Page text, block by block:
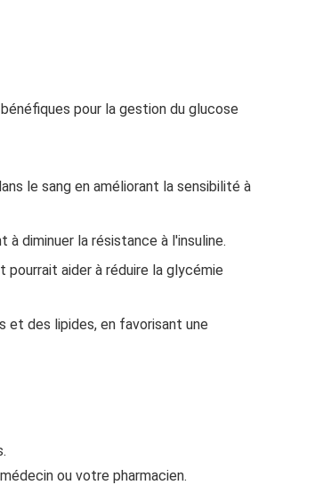
pour la gestion du glucose
le sang en améliorant la sensibilité à
diminuer la résistance à l'insuline.
pourrait aider à réduire la glycémie
et des lipides, en favorisant une
ou votre pharmacien.